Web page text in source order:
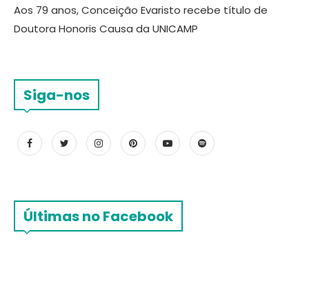
Aos 79 anos, Conceição Evaristo recebe título de
Doutora Honoris Causa da UNICAMP
Siga-nos
Últimas no Facebook